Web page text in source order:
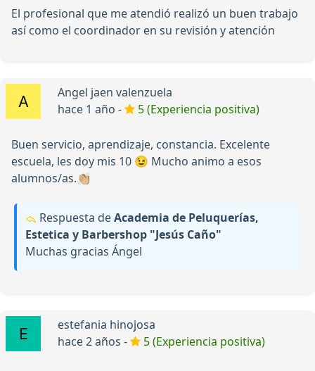
El profesional que me atendió realizó un buen trabajo
así como el coordinador en su revisión y atención
Angel jaen valenzuela
hace 1 año -
5 (Experiencia positiva)
Buen servicio, aprendizaje, constancia. Excelente
escuela, les doy mis 10 😉 Mucho animo a esos
alumnos/as.👏🏼
Respuesta deAcademia de Peluquerías,
Estetica y Barbershop "Jesús Caño"
Muchas gracias Ángel
estefania hinojosa
hace 2 años -
5 (Experiencia positiva)